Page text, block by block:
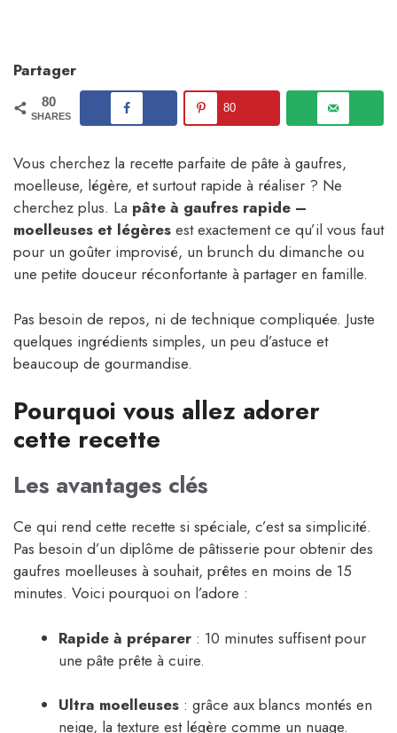
Partager
80
SHARES
80
Vous cherchez la recette parfaite de pâte à gaufres,
moelleuse, légère, et surtout rapide à réaliser ? Ne
cherchez plus. La pâte à gaufres rapide –
moelleuses et légères est exactement ce qu’il vous faut
pour un goûter improvisé, un brunch du dimanche ou
une petite douceur réconfortante à partager en famille.
Pas besoin de repos, ni de technique compliquée. Juste
quelques ingrédients simples, un peu d’astuce et
beaucoup de gourmandise.
Pourquoi vous allez adorer
cette recette
Les avantages clés
Ce qui rend cette recette si spéciale, c’est sa simplicité.
Pas besoin d’un diplôme de pâtisserie pour obtenir des
gaufres moelleuses à souhait, prêtes en moins de 15
minutes. Voici pourquoi on l’adore :
Rapide à préparer : 10 minutes suffisent pour
une pâte prête à cuire.
Ultra moelleuses : grâce aux blancs montés en
neige, la texture est légère comme un nuage.